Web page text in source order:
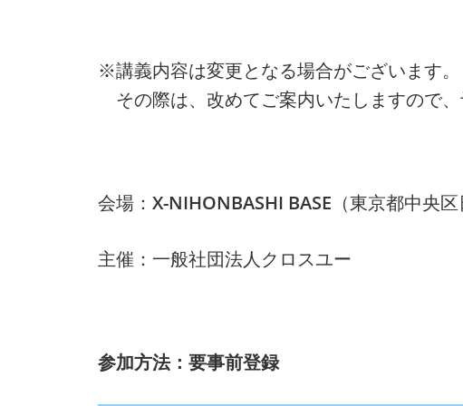
※講義内容は変更となる場合がございます。
その際は、改めてご案内いたしますので
会場： X-NIHONBASHI BASE （東京都中央
主催：一般社団法人クロスユー
参加方法：要事前登録